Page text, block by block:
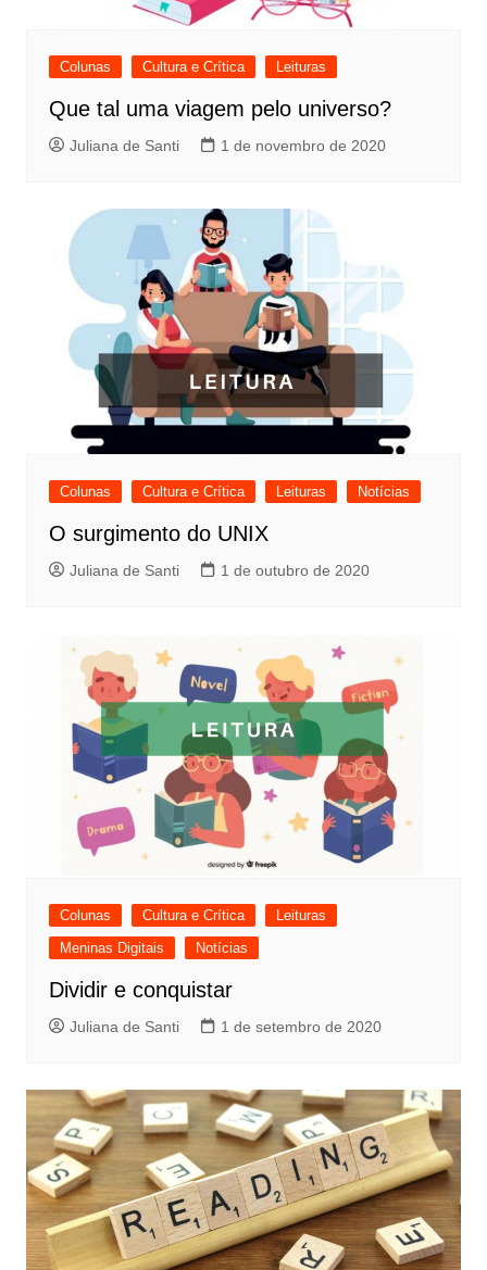
Colunas Cultura e Crítica Leituras
Que tal uma viagem pelo universo?
Juliana de Santi 1 de novembro de 2020
Colunas Cultura e Crítica Leituras Notícias
O surgimento do UNIX
Juliana de Santi 1 de outubro de 2020
Colunas Cultura e Crítica
Leituras
Meninas Digitais
Notícias
Dividir e conquistar
Juliana de Santi 1 de setembro de 2020